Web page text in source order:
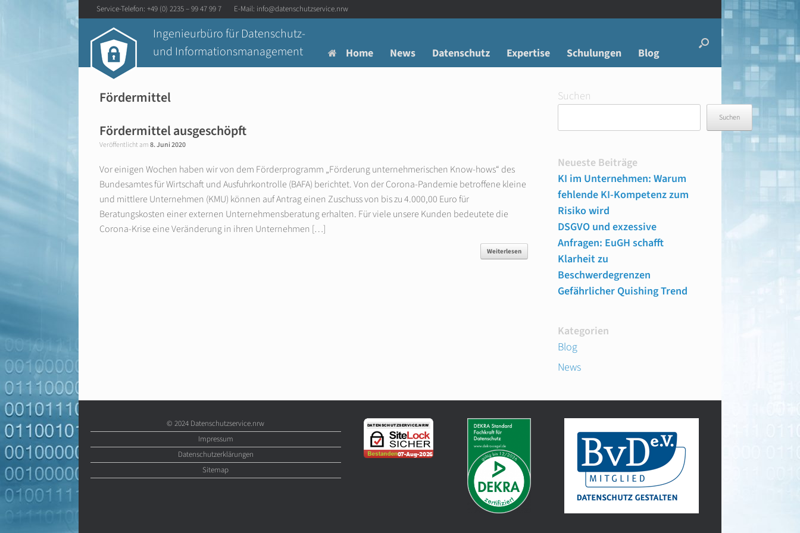
Inhalt
springen
Service-Telefon: +49 (0) 2235 – 99 47 99 7 E-Mail: info@datenschutzservice.nrw
Ingenieurbüro für Datenschutz-
und Informationsmanagement
Home News Datenschutz Expertise Schulungen Blog
Fördermittel
Fördermittel ausgeschöpft
Veröffentlicht am8. Juni 2020
Vor einigen Wochen haben wir von dem Förderprogramm „Förderung unternehmerischen Know-hows“ des
Bundesamtes für Wirtschaft und Ausfuhrkontrolle (BAFA) berichtet. Von der Corona-Pandemie betroffene kleine
und mittlere Unternehmen (KMU) können auf Antrag einen Zuschuss von bis zu 4.000,00 Euro für
Beratungskosten einer externen Unternehmensberatung erhalten. Für viele unsere Kunden bedeutete die
Corona-Krise eine Veränderung in ihren Unternehmen […]
Weiterlesen
Suchen
Suchen
Neueste Beiträge
KI im Unternehmen: Warum
fehlende KI-Kompetenz zum
Risiko wird
DSGVO und exzessive
Anfragen: EuGH schafft
Klarheit zu
Beschwerdegrenzen
Gefährlicher Quishing Trend
Kategorien
Blog
News
© 2024 Datenschutzservice.nrw
Impressum
Datenschutzerklärungen
Sitemap